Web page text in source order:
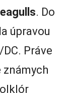
. Do
úpravou
Práve
známych